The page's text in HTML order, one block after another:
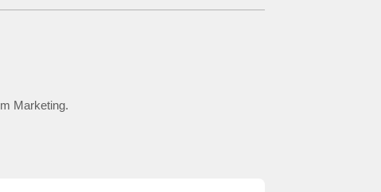
Marketing.